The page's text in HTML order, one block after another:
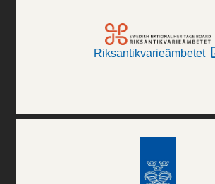
Riksantikvarieämbetet